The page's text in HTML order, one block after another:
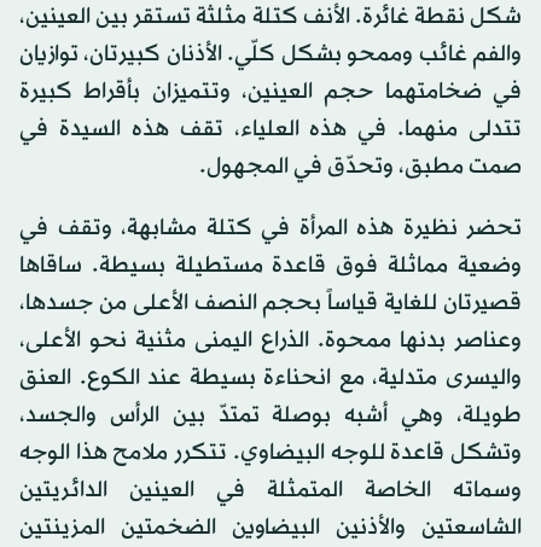
شكل نقطة غائرة. الأنف كتلة مثلثة تستقر بين العينين،
والفم غائب وممحو بشكل كلّي. الأذنان كبيرتان، توازيان
في ضخامتهما حجم العينين، وتتميزان بأقراط كبيرة
تتدلى منهما. في هذه العلياء، تقف هذه السيدة في
صمت مطبق، وتحدّق في المجهول.
تحضر نظيرة هذه المرأة في كتلة مشابهة، وتقف في
وضعية مماثلة فوق قاعدة مستطيلة بسيطة. ساقاها
قصيرتان للغاية قياساً بحجم النصف الأعلى من جسدها،
وعناصر بدنها ممحوة. الذراع اليمنى مثنية نحو الأعلى،
واليسرى متدلية، مع انحناءة بسيطة عند الكوع. العنق
طويلة، وهي أشبه بوصلة تمتدّ بين الرأس والجسد،
وتشكل قاعدة للوجه البيضاوي. تتكرر ملامح هذا الوجه
وسماته الخاصة المتمثلة في العينين الدائريتين
الشاسعتين والأذنين البيضاوين الضخمتين المزينتين